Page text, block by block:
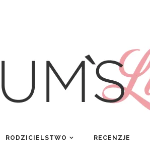
RODZICIELSTWO RECENZJE